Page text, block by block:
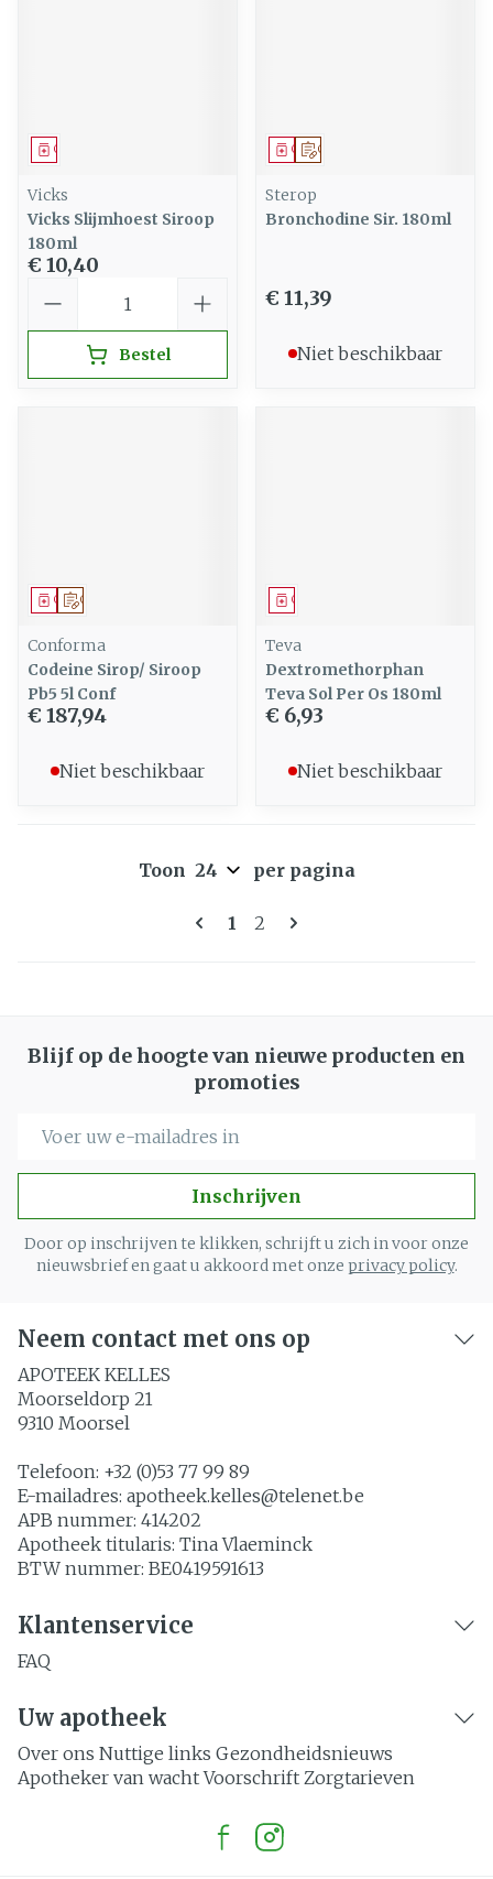
Geneesmiddel
Vicks
Vicks Slijmhoest Siroop
180ml
€ 10,40
Bestel
Op voorschrift
Geneesmiddel
Sterop
Bronchodine Sir. 180ml
€ 11,39
Niet beschikbaar
Op voorschrift
Geneesmiddel
Conforma
Codeine Sirop/ Siroop
Pb5 5l Conf
€ 187,94
Niet beschikbaar
Geneesmiddel
Teva
Dextromethorphan
Teva Sol Per Os 180ml
€ 6,93
Niet beschikbaar
Pagina's
U lees momenteel pagina
1 Pagina
2
Toon per pagina
Blijf op de hoogte van nieuwe producten en
promoties
Inschrijven
Door op inschrijven te klikken, schrijft u zich in voor onze
nieuwsbrief en gaat u akkoord met onze privacy policy.
Neem contact met ons op
APOTEEK KELLES
Moorseldorp 21
9310 Moorsel
Telefoon: +32 (0)53 77 99 89
E-mailadres: apotheek.kelles@telenet.be
APB nummer: 414202
Apotheek titularis: Tina Vlaeminck
BTW nummer: BE0419591613
Klantenservice
FAQ
Uw apotheek
Over ons Nuttige links Gezondheidsnieuws
Apotheker van wacht Voorschrift Zorgtarieven